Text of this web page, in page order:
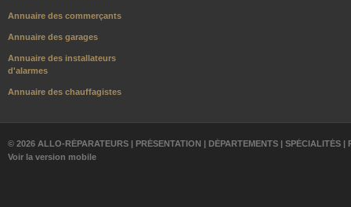
Annuaire des commerçants
Annuaire des garages
Annuaire des installateurs
d'alarmes
Annuaire des chauffagistes
© 2026 ALLO-RÉPARATEURS | PRÉSENTATION | DÉPARTEMENTS | SPÉCIALITÉS |
Voir la version mobile